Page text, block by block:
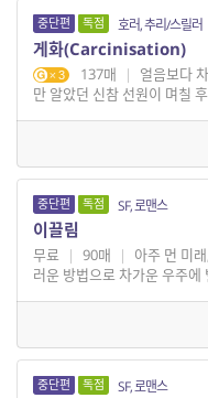
중단편 독점 호러, 추리/스릴러
게화(Carcinisation)
3 137매 |
얼음보다
만 알았던 신참 선원이 며칠
중단편 독점 SF, 로맨스
이끌림
무료 | 90매 |
아주 먼 미
러운 방법으로 차가운 우주에
중단편 독점 SF, 로맨스